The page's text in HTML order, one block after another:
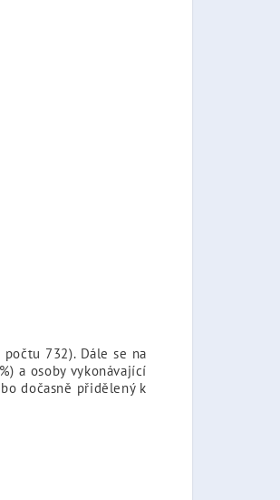
732). Dále se na
a osoby vykonávající
dočasně přidělený k